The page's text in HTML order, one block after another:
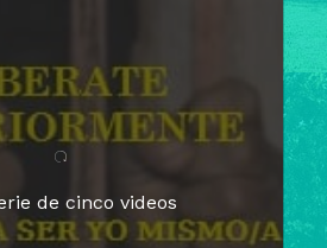
de cinco videos
un tiempo de
Cuaresma
hacia la libertad
de la libertad interior
mi libertad